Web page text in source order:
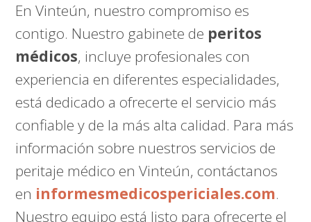
En Vinteún, nuestro compromiso es
contigo. Nuestro gabinete de peritos
médicos, incluye profesionales con
experiencia en diferentes especialidades,
está dedicado a ofrecerte el servicio más
confiable y de la más alta calidad. Para más
información sobre nuestros servicios de
peritaje médico en Vinteún, contáctanos
en informesmedicospericiales.com.
Nuestro equipo está listo para ofrecerte el